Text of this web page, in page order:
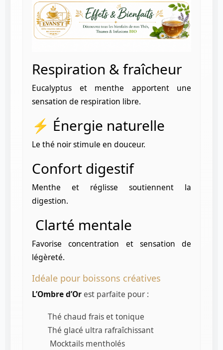
Respiration & fraîcheur
Eucalyptus et menthe apportent une
sensation de respiration libre.
⚡ Énergie naturelle
Le thé noir stimule en douceur.
Confort digestif
Menthe et réglisse soutiennent la
digestion.
Clarté mentale
Favorise concentration et sensation de
légèreté.
Idéale pour boissons créatives
L’Ombre d’Or est parfaite pour :
Thé chaud frais et tonique
Thé glacé ultra rafraîchissant
Mocktails mentholés